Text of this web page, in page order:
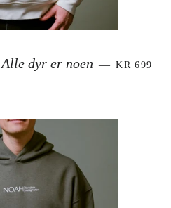
dyr er noen — VANLIG
KR 699